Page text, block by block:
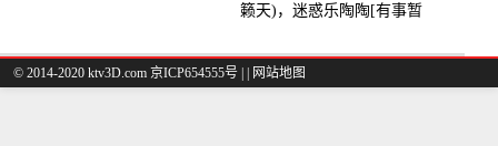
籁天)，迷惑乐陶陶[有事暂
© 2014-2020 ktv3D.com 京ICP654555号 | 网站地图